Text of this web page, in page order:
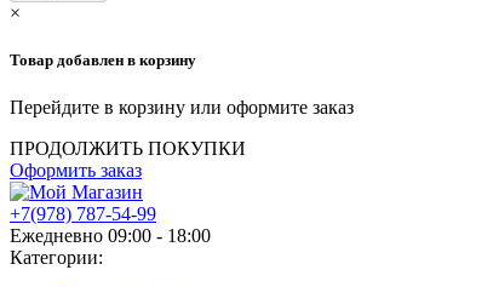
×
Товар добавлен в корзину
Перейдите в корзину или оформите заказ
ПРОДОЛЖИТЬ ПОКУПКИ
Оформить заказ
+7(978) 787-54-99
Ежедневно 09:00 - 18:00
Категории: